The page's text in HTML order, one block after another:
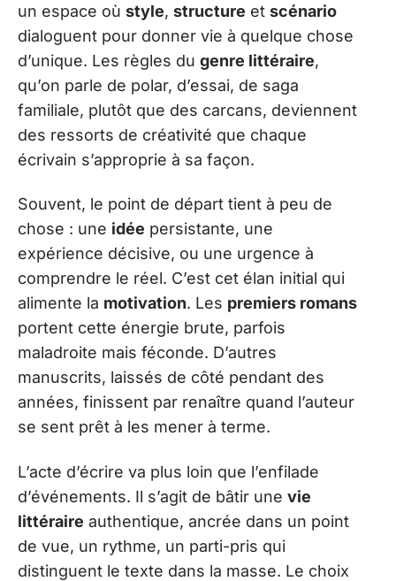
un espace où style, structure et scénario
dialoguent pour donner vie à quelque chose
d’unique. Les règles du genre littéraire,
qu’on parle de polar, d’essai, de saga
familiale, plutôt que des carcans, deviennent
des ressorts de créativité que chaque
écrivain s’approprie à sa façon.
Souvent, le point de départ tient à peu de
chose : une idée persistante, une
expérience décisive, ou une urgence à
comprendre le réel. C’est cet élan initial qui
alimente la motivation. Les premiers romans
portent cette énergie brute, parfois
maladroite mais féconde. D’autres
manuscrits, laissés de côté pendant des
années, finissent par renaître quand l’auteur
se sent prêt à les mener à terme.
L’acte d’écrire va plus loin que l’enfilade
d’événements. Il s’agit de bâtir une vie
littéraire authentique, ancrée dans un point
de vue, un rythme, un parti-pris qui
distinguent le texte dans la masse. Le choix